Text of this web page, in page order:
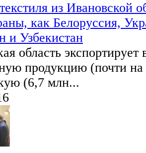
из Ивановской
как Белоруссия,
и Узбекистан
область экспортирует
продукцию (почти
(6,7 млн...